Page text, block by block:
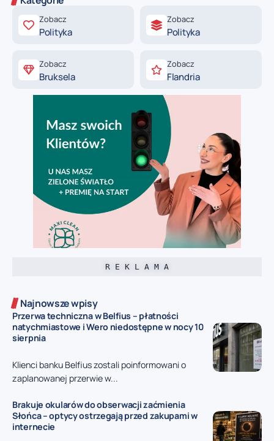
Zobacz
Polityka
Zobacz
Polityka
Zobacz
Bruksela
Zobacz
Flandria
R E K L A M A
Najnowsze wpisy
Przerwa techniczna w Belfius – płatności
natychmiastowe i Wero niedostępne w nocy 10
sierpnia
Klienci banku Belfius zostali poinformowani o
zaplanowanej przerwie w...
Brakuje okularów do obserwacji zaćmienia
Słońca – optycy ostrzegają przed zakupami w
internecie